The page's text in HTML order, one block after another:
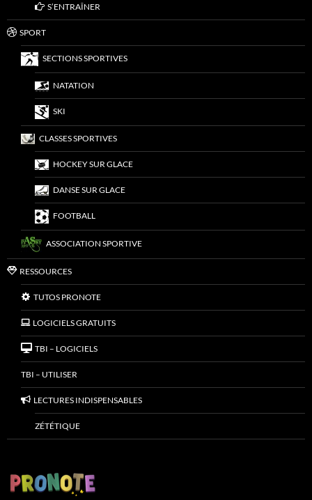
S’ENTRAÎNER
SPORT
SECTIONS SPORTIVES
NATATION
SKI
CLASSES SPORTIVES
HOCKEY SUR GLACE
DANSE SUR GLACE
FOOTBALL
ASSOCIATION SPORTIVE
RESSOURCES
TUTOS PRONOTE
LOGICIELS GRATUITS
TBI – LOGICIELS
TBI – UTILISER
LECTURES INDISPENSABLES
ZÉTÉTIQUE